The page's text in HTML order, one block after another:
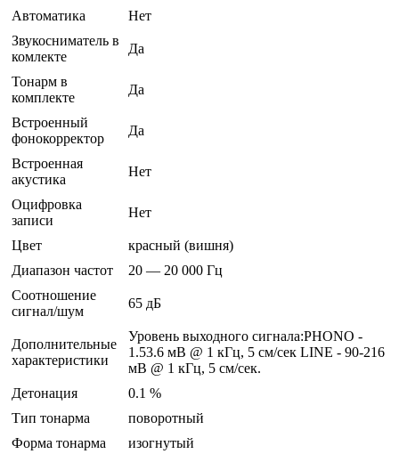
Автоматика
Нет
Звукосниматель в
комлекте
Да
Тонарм в
комплекте
Да
Встроенный
фонокорректор
Да
Встроенная
акустика
Нет
Оцифровка
записи
Нет
Цвет
красный (вишня)
Диапазон частот
20 — 20 000 Гц
Соотношение
сигнал/шум
65 дБ
Дополнительные
характеристики
Уровень выходного сигнала:PHONO -
1.53.6 мВ @ 1 кГц, 5 см/сек LINE - 90-216
мВ @ 1 кГц, 5 см/сек.
Детонация
0.1 %
Тип тонарма
поворотный
Форма тонарма
изогнутый